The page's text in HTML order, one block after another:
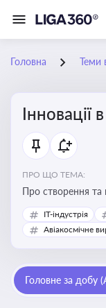
Головна Теми
Інновації
ПРО ЩО ТЕМА:
Про створення та
покращують
можливості
IT-індустрія
Авіакосмічне
Головне за добу